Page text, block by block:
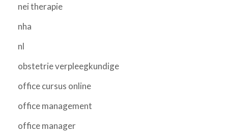
nei therapie
nha
nl
obstetrie verpleegkundige
office cursus online
office management
office manager